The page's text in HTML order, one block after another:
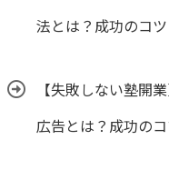
法とは？成功のコツ
【失敗しない塾開
広告とは？成功の